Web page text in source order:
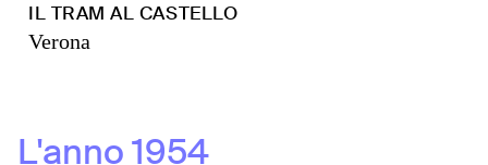
IL TRAM AL CASTELLO
Verona
L'anno1954